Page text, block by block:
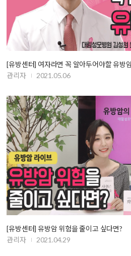
[유방센터] 여자라면 꼭 알아두어야할 유방
관리자
2021.05.06
[유방센터] 유방암 위험을 줄이고 싶다면?
관리자
2021.04.29